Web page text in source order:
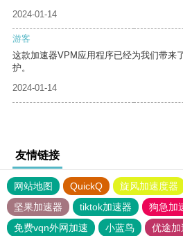
2024-01-14
游客
这款加速器VPM应用程序已经为我们带来
护。
2024-01-14
友情链接
网站地图 QuickQ 旋风加速度器
坚果加速器
tiktok加速器
狗急加
免费vqn外网加速
小蓝鸟 优途加